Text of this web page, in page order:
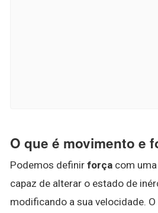
O que é movimento e
Podemos definir força com
capaz de alterar o estado de
modificando a sua velocidade. O